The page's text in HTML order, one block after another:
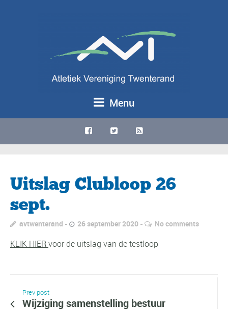
Menu
Uitslag Clubloop 26
sept.
avtwenterand 26 september 2020 No comments
KLIK HIERvoor de uitslag van de testloop
Prev post
Wijziging samenstelling bestuur